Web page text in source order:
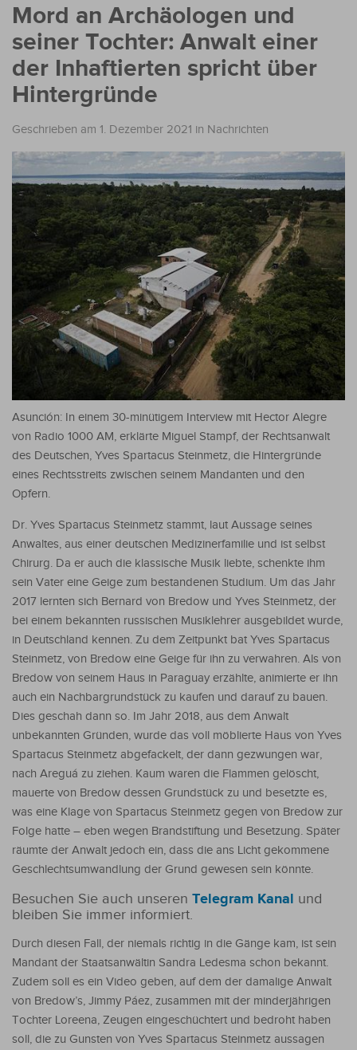
Mord an Archäologen und
seiner Tochter: Anwalt einer
der Inhaftierten spricht über
Hintergründe
Geschrieben am 1. Dezember 2021 in Nachrichten
Asunción: In einem 30-minütigem Interview mit Hector Alegre
von Radio 1000 AM, erklärte Miguel Stampf, der Rechtsanwalt
des Deutschen, Yves Spartacus Steinmetz, die Hintergründe
eines Rechtsstreits zwischen seinem Mandanten und den
Opfern.
Dr. Yves Spartacus Steinmetz stammt, laut Aussage seines
Anwaltes, aus einer deutschen Medizinerfamilie und ist selbst
Chirurg. Da er auch die klassische Musik liebte, schenkte ihm
sein Vater eine Geige zum bestandenen Studium. Um das Jahr
2017 lernten sich Bernard von Bredow und Yves Steinmetz, der
bei einem bekannten russischen Musiklehrer ausgebildet wurde,
in Deutschland kennen. Zu dem Zeitpunkt bat Yves Spartacus
Steinmetz, von Bredow eine Geige für ihn zu verwahren. Als von
Bredow von seinem Haus in Paraguay erzählte, animierte er ihn
auch ein Nachbargrundstück zu kaufen und darauf zu bauen.
Dies geschah dann so. Im Jahr 2018, aus dem Anwalt
unbekannten Gründen, wurde das voll möblierte Haus von Yves
Spartacus Steinmetz abgefackelt, der dann gezwungen war,
nach Areguá zu ziehen. Kaum waren die Flammen gelöscht,
mauerte von Bredow dessen Grundstück zu und besetzte es,
was eine Klage von Spartacus Steinmetz gegen von Bredow zur
Folge hatte – eben wegen Brandstiftung und Besetzung. Später
räumte der Anwalt jedoch ein, dass die ans Licht gekommene
Geschlechtsumwandlung der Grund gewesen sein könnte.
Besuchen Sie auch unseren Telegram Kanal und
bleiben Sie immer informiert.
Durch diesen Fall, der niemals richtig in die Gänge kam, ist sein
Mandant der Staatsanwältin Sandra Ledesma schon bekannt.
Zudem soll es ein Video geben, auf dem der damalige Anwalt
von Bredow’s, Jimmy Páez, zusammen mit der minderjährigen
Tochter Loreena, Zeugen eingeschüchtert und bedroht haben
soll, die zu Gunsten von Yves Spartacus Steinmetz aussagen